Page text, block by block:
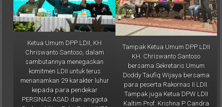
Ketua Umum DPP LDII, KH
Chriswanto Santoso, dalam
sambutannya menegaskan
komitmen LDII untuk terus
menanamkan 29 karakter luhur
kepada para pendekar
PERSINAS ASAD dan anggota
Senkom Mitra Polri. Foto: LINES
Tampak Ketua Umum DPP LDII
KH. Chriswanto Santoso
bersama Sekretaris Umum
Doddy Taufiq Wijaya bersama
para peserta Rakornas II LDII.
Tampak juga Ketua DPW LDII
Kaltim Prof. Krishna P Candra
(paling kanan). Foto: LINES